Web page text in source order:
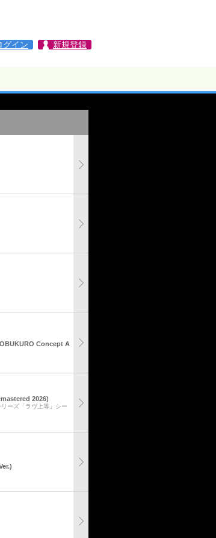
グイン 新規登録
Concept A
2026)
ーズ「ラヴ上等」シー